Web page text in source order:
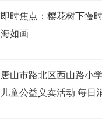
即时焦点：樱花树下慢
海如画
唐山市路北区西山路小
儿童公益义卖活动 每日